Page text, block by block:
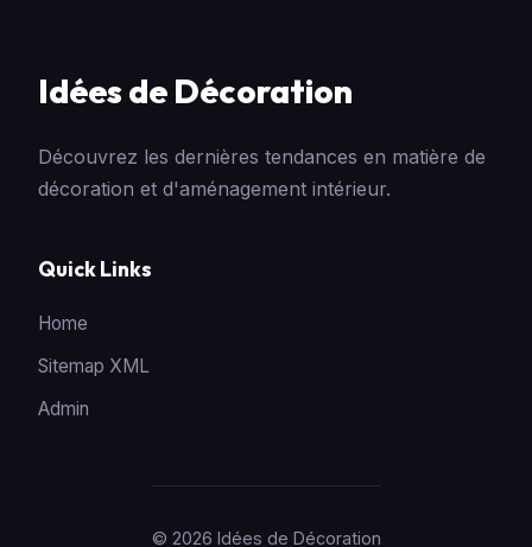
Idées de Décoration
Découvrez les dernières tendances en matière de
décoration et d'aménagement intérieur.
Quick Links
Home
Sitemap XML
Admin
© 2026 Idées de Décoration